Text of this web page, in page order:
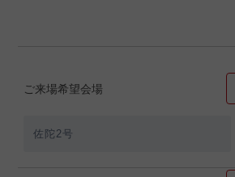
ご来場希望会場